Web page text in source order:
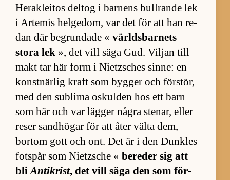
Herak­le­i­tos del­tog i bar­nens bull­rande lek
i Ar­te­mis hel­ge­dom, var det för att han re­
dan där be­grun­dade « världs­bar­nets
stora lek », det vill säga Gud. Vil­jan till
makt tar här form i Nietz­sches sin­ne: en
konst­när­lig kraft som byg­ger och för­stör,
med den sub­lima oskul­den hos ett barn
som här och var läg­ger några ste­nar, el­ler
re­ser sand­hö­gar för att åter välta dem,
bortom gott och ont. Det är i den Dunk­les
fot­spår som Nietz­sche « be­re­der sig att
bliAntikrist, det vill säga den som för­